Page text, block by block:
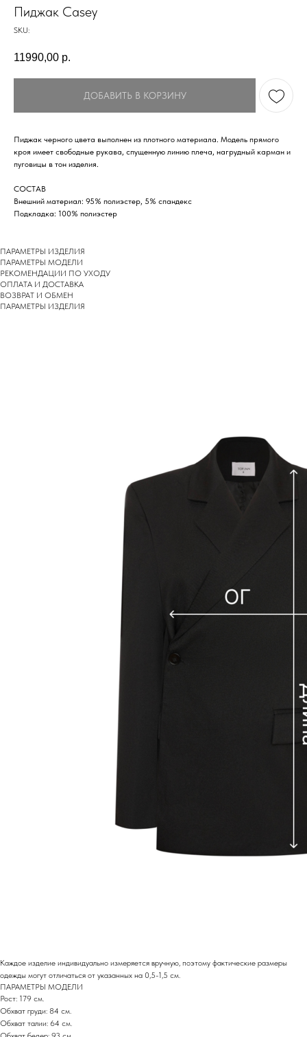
Пиджак Casey
SKU:
11990,00 р.
ДОБАВИТЬ В КОРЗИНУ
Пиджак черного цвета выполнен из плотного материала. Модель прямого
кроя имеет свободные рукава, спущенную линию плеча, нагрудный карман и
пуговицы в тон изделия.
СОСТАВ
Внешний материал: 95% полиэстер, 5% спандекс
Подкладка: 100% полиэстер
ПАРАМЕТРЫ ИЗДЕЛИЯ
ПАРАМЕТРЫ МОДЕЛИ
РЕКОМЕНДАЦИИ ПО УХОДУ
ОПЛАТА И ДОСТАВКА
ВОЗВРАТ И ОБМЕН
ПАРАМЕТРЫ ИЗДЕЛИЯ
Каждое изделие индивидуально измеряется вручную, поэтому фактические размеры
одежды могут отличаться от указанных на 0,5-1,5 см.
ПАРАМЕТРЫ МОДЕЛИ
Рост: 179 см.
Обхват груди: 84 см.
Обхват талии: 64 см.